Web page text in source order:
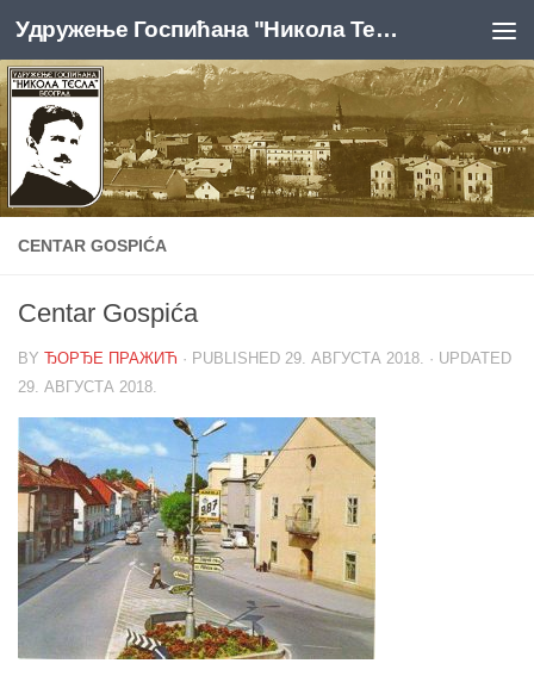
Skip to content Удружење Госпићана "Никола Тесла", Београд
CENTAR GOSPIĆA
Centar Gospića
BY ЂОРЂЕ ПРАЖИЋ · PUBLISHED 29. АВГУСТА 2018. · UPDATED
29. АВГУСТА 2018.